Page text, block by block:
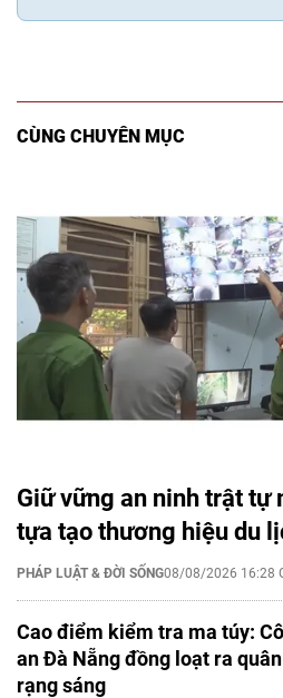
CÙNG CHUYÊN MỤC
Giữ vững an ninh trật tự
tựa tạo thương hiệu du
PHÁP LUẬT & ĐỜI SỐNG08/08/2026 16:28
Cao điểm kiểm tra ma túy:
an Đà Nẵng đồng loạt ra
rạng sáng